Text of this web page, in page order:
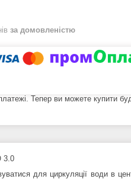
за домовленістю
Тепер ви можете купити
3.0
для циркуляції води в